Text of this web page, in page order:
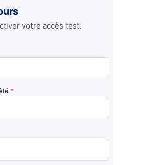
votre accès test.
*